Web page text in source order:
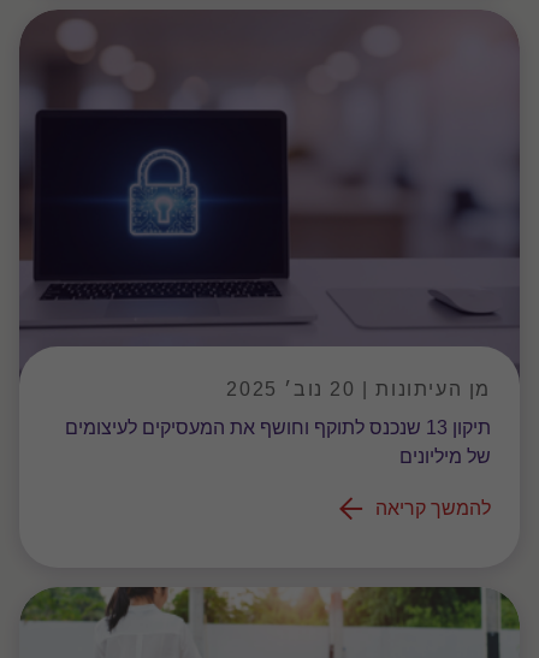
מן העיתונות | 20 נוב׳ 2025
תיקון 13 שנכנס לתוקף וחושף את המעסיקים לעיצומים
של מיליונים
להמשך קריאה